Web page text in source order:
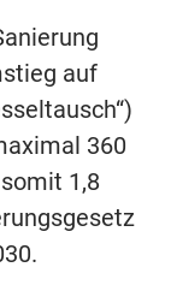
auf
360
1,8